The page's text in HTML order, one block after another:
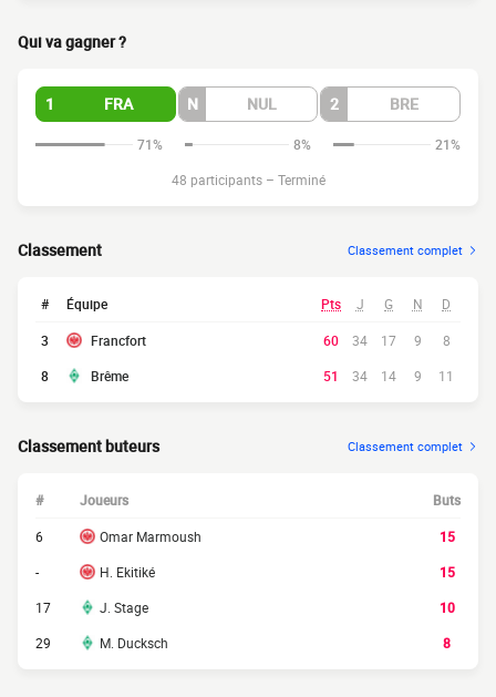
Qui va gagner ?
1 FRA N NUL 2 BRE
71% 8%
21%
48 participants – Terminé
Classement Classement complet
# Équipe Pts J G N D
3 Francfort 60 34 17 9
8
8
Brême 51 34 14 9 11
Classement buteurs Classement complet
# Joueurs Buts
6 Omar Marmoush
15
-
H. Ekitiké
15
17
J. Stage
10
29
M. Ducksch 8